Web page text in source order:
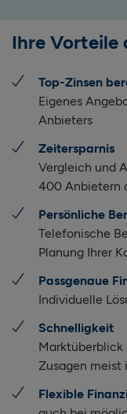
Ihre Vorteile
Top-Zinsen
Eigenes
Anbieters
Zeitersparnis
Vergleich und
400 Anbietern
Persönliche
Telefonische
Planung Ihrer
Passgenaue
Individuelle
Schnelligkeit
Marktüberblick
Zusagen meist
Flexible